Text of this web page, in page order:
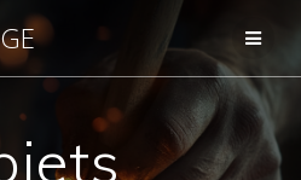
Passer
au